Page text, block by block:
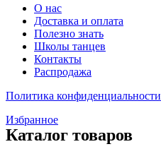
МенюО нас
Доставка и оплата
Полезно знать
Школы танцев
Контакты
Распродажа
Политика конфиденциальности
Избранное
Каталог товаров